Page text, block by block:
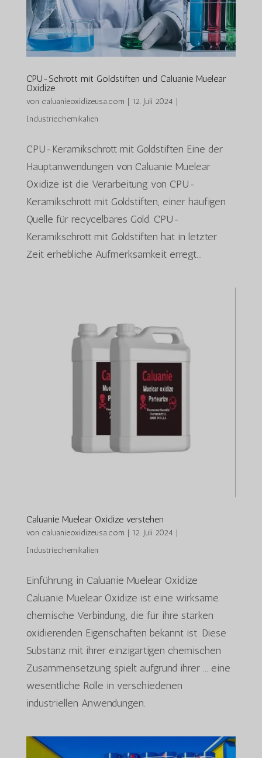
CPU-Schrott mit Goldstiften und Caluanie Muelear
Oxidize
von caluanieoxidizeusa.com 12. Juli 2024
Industriechemikalien
CPU-Keramikschrott mit Goldstiften Eine der
Hauptanwendungen von Caluanie Muelear
Oxidize ist die Verarbeitung von CPU-
Keramikschrott mit Goldstiften, einer häufigen
Quelle für recycelbares Gold. CPU-
Keramikschrott mit Goldstiften hat in letzter
Zeit erhebliche Aufmerksamkeit erregt...
Caluanie Muelear Oxidize verstehen
von caluanieoxidizeusa.com | 12. Juli 2024 |
Industriechemikalien
Einführung in Caluanie Muelear Oxidize
Caluanie Muelear Oxidize ist eine wirksame
chemische Verbindung, die für ihre starken
oxidierenden Eigenschaften bekannt ist. Diese
Substanz mit ihrer einzigartigen chemischen
Zusammensetzung spielt aufgrund ihrer ... eine
wesentliche Rolle in verschiedenen
industriellen Anwendungen.